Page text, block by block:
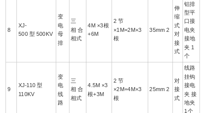
8
XJ-
500 型 500KV
变
电
母
排
三
相 合
相式
4M ×3根
+6M
2 节
×1M=2M×3
根
35mm 2
伸
缩
式
对
接
式
铝排
型平
口接
电夹
接地
夹 1
个
9
XJ-110 型
110KV
变
电
线
路
三
相 合
相式
4.5M ×3
根+3M
2 节
×2M=4M×3
根
25mm 2
对
接
式
线路
挂钩
接电
夹 接
地夹
1个